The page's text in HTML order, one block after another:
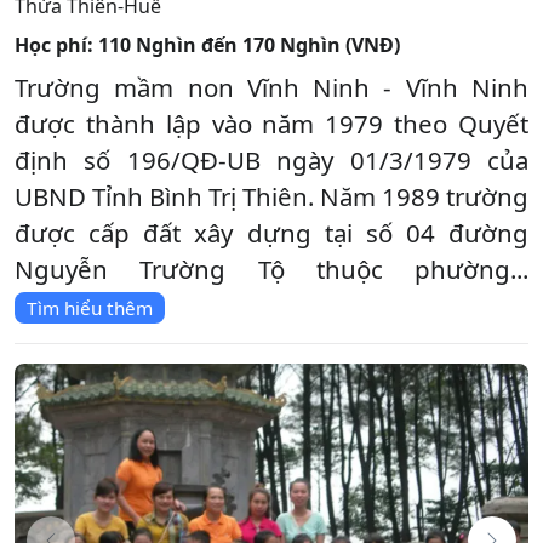
Thừa Thiên-Huế
Học phí: 110 Nghìn đến 170 Nghìn (VNĐ)
Trường mầm non Vĩnh Ninh - Vĩnh Ninh
được thành lập vào năm 1979 theo Quyết
định số 196/QĐ-UB ngày 01/3/1979 của
UBND Tỉnh Bình Trị Thiên. Năm 1989 trường
được cấp đất xây dựng tại số 04 đường
Nguyễn Trường Tộ thuộc phường...
Tìm hiểu thêm